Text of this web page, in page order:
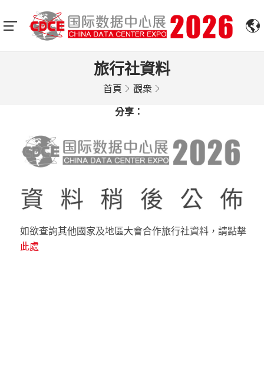
旅行社資料
首頁 觀衆
分享：
如欲查詢其他國家及地區大會合作旅行社資料，請點擊
此處